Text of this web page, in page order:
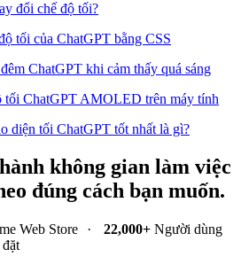
đổi chế độ tối?
tối của ChatGPT bằng CSS
ChatGPT khi cảm thấy quá sáng
tối ChatGPT AMOLED trên máy tính
diện tối ChatGPT tốt nhất là gì?
không gian làm việc
đúng cách bạn muốn.
Web Store · 22,000+Người dùng